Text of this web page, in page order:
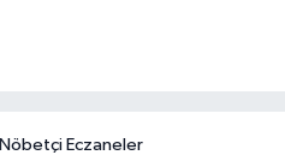
Nöbetçi Eczaneler